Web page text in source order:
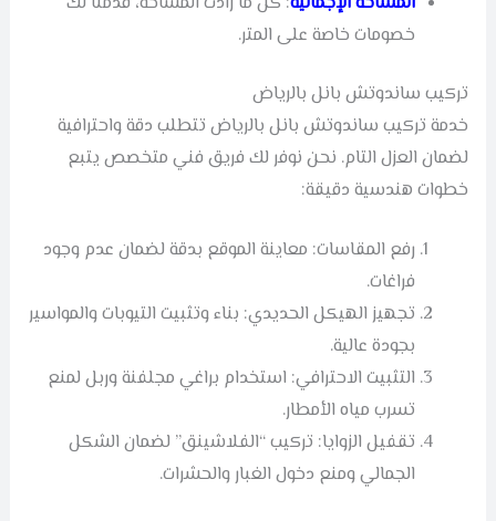
خصومات خاصة على المتر.
تركيب ساندوتش بانل بالرياض
خدمة تركيب ساندوتش بانل بالرياض تتطلب دقة واحترافية
لضمان العزل التام. نحن نوفر لك فريق فني متخصص يتبع
خطوات هندسية دقيقة:
رفع المقاسات: معاينة الموقع بدقة لضمان عدم وجود
فراغات.
تجهيز الهيكل الحديدي: بناء وتثبيت التيوبات والمواسير
بجودة عالية.
التثبيت الاحترافي: استخدام براغي مجلفنة وربل لمنع
تسرب مياه الأمطار.
تقفيل الزوايا: تركيب “الفلاشينق” لضمان الشكل
الجمالي ومنع دخول الغبار والحشرات.